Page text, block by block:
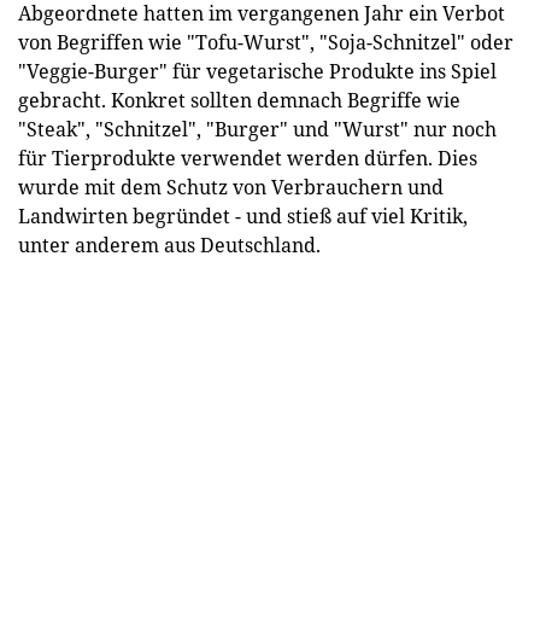
Abgeordnete hatten im vergangenen Jahr ein Verbot
von Begriffen wie "Tofu-Wurst", "Soja-Schnitzel" oder
"Veggie-Burger" für vegetarische Produkte ins Spiel
gebracht. Konkret sollten demnach Begriffe wie
"Steak", "Schnitzel", "Burger" und "Wurst" nur noch
für Tierprodukte verwendet werden dürfen. Dies
wurde mit dem Schutz von Verbrauchern und
Landwirten begründet - und stieß auf viel Kritik,
unter anderem aus Deutschland.